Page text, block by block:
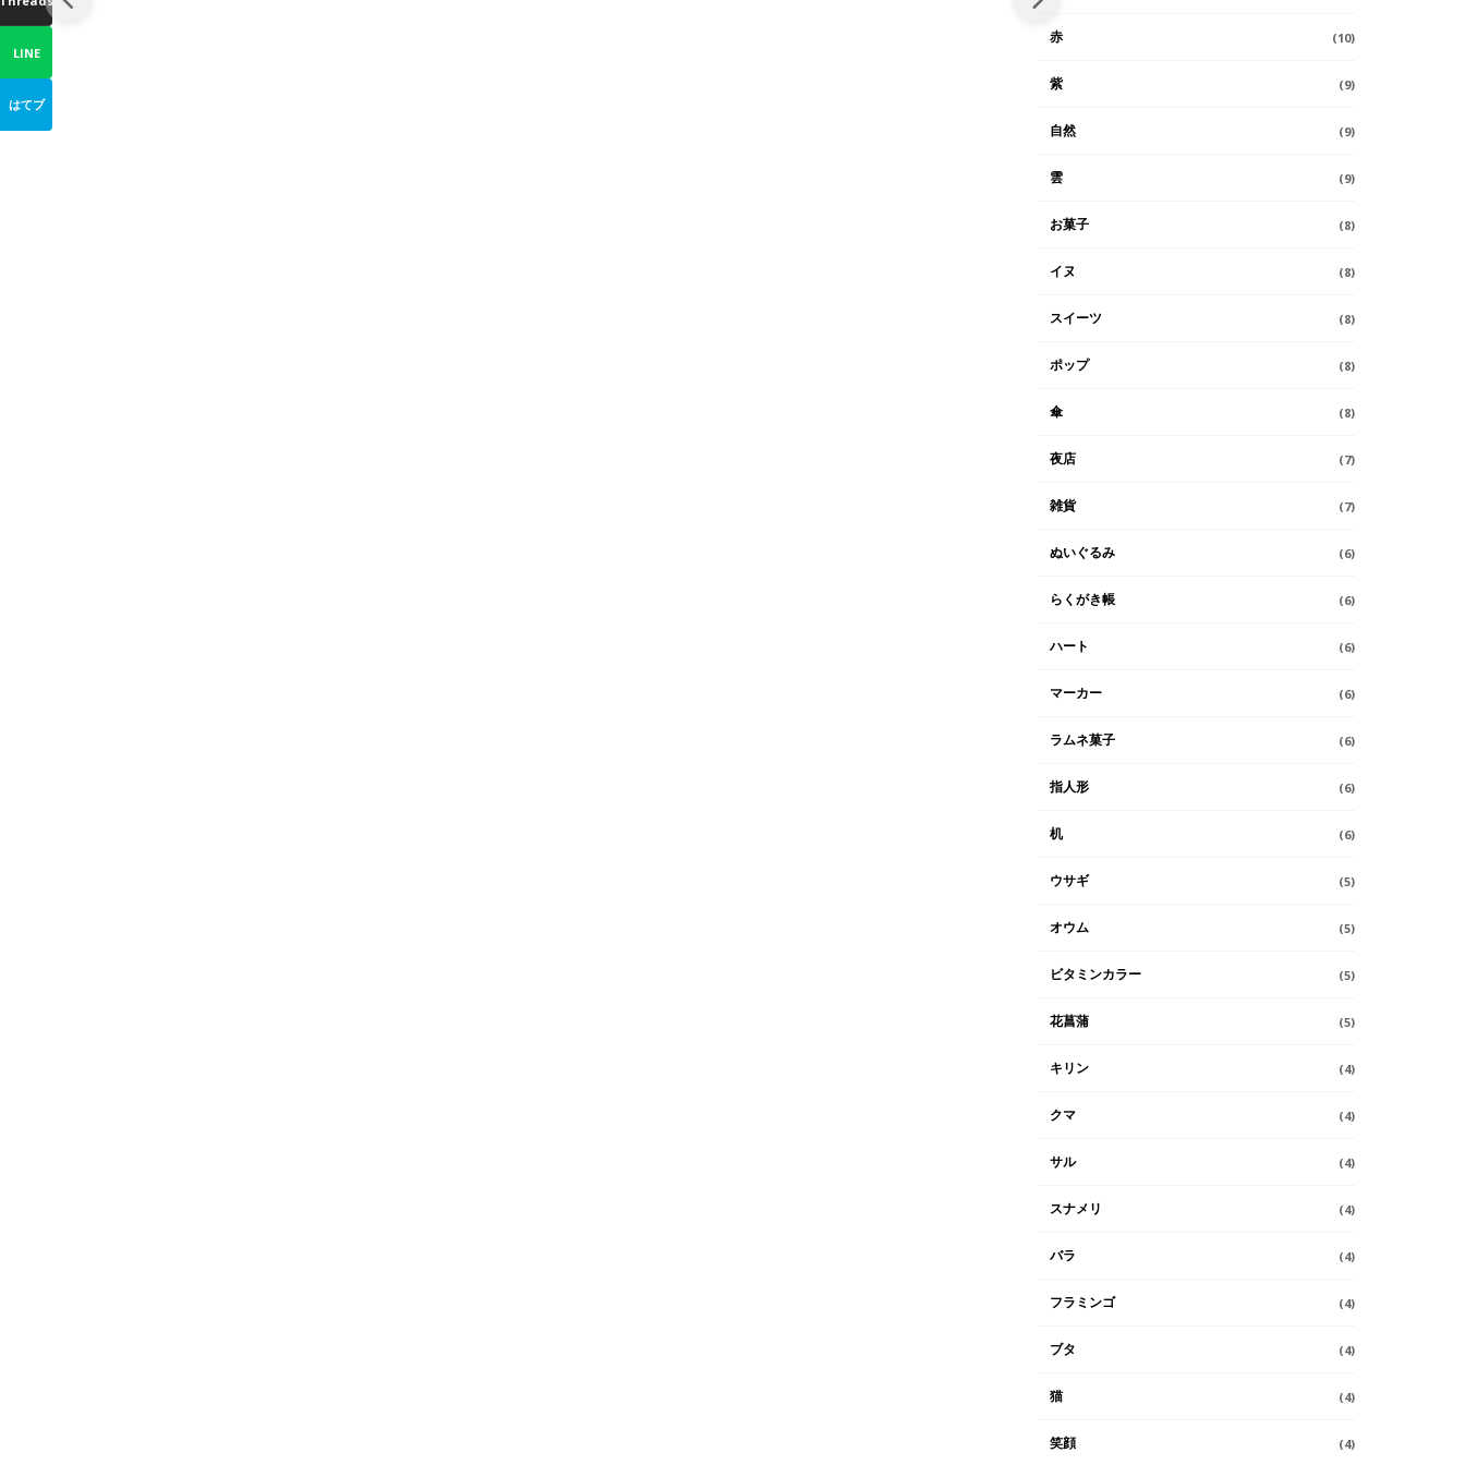
赤 (10)
紫 (9)
自然 (9)
雲 (9)
お菓子 (8)
イヌ (8)
スイーツ (8)
ポップ (8)
傘 (8)
夜店 (7)
雑貨 (7)
ぬいぐるみ (6)
らくがき帳 (6)
ハート (6)
マーカー (6)
ラムネ菓子 (6)
指人形 (6)
机 (6)
ウサギ (5)
オウム (5)
ビタミンカラー (5)
花菖蒲 (5)
キリン (4)
クマ (4)
サル (4)
スナメリ (4)
バラ (4)
フラミンゴ (4)
ブタ (4)
猫 (4)
笑顔 (4)
LINE
はてブ